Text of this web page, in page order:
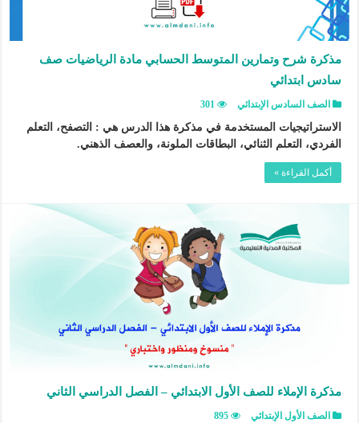
مذكرة شرح وتمارين المتوسط الحسابي مادة الرياضيات صف
سادس ابتدائي
الصف السادس الإبتدائي 301
الاستراتيجيات المستخدمة في مذكرة هذا الدرس هي : التصفح، التعلم
الفردي، التعلم الثنائي، البطاقات الملونة، والعصف الذهني.
أكمل القراءة »
مذكرة الإملاء للصف الأول الابتدائي – الفصل الدراسي الثاني
الصف الأول الإبتدائي 895